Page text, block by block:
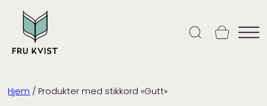
content
Hjem / Produkter med stikkord «Gutt»